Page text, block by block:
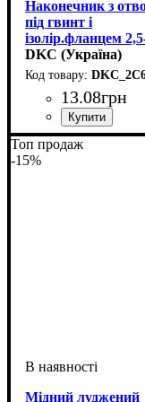
Наконечник з
під гвинт і
ізолір.фланцем
кв.мм 6,2 мм (НКІ)
DKC (Україна)
13.08грн
Обладнання:
наконечник
Матеріал: мідь
Перетин
2,5-6
Для, мм: 6,2
Серія: DKC
Топ продаж
-15%
Мідний луджений